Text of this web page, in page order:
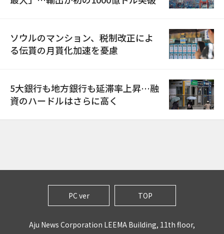
ソウルのマンション、税制改正によ
る伝貰の月貰化加速を憂慮
5大銀行も地方銀行も延滞率上昇…融
資のハードルはさらに高く
PC ver TOP
Aju News Corporation LEEMA Building, 11th floor,